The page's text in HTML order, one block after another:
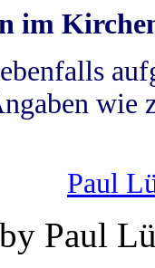
im
wie
Paul
Paul